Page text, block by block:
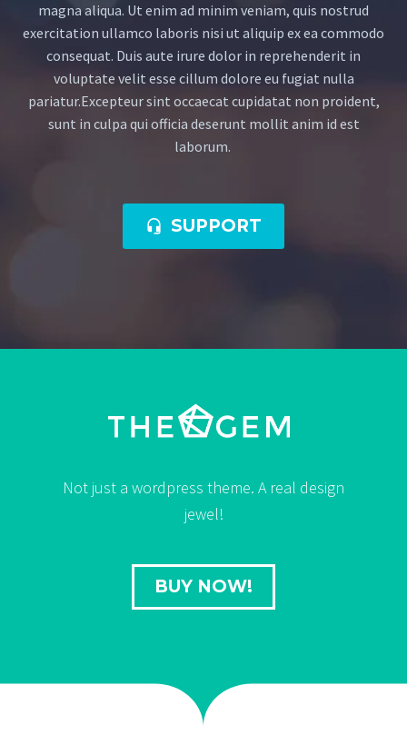
magna aliqua. Ut enim ad minim veniam, quis nostrud
exercitation ullamco laboris nisi ut aliquip ex ea commodo
consequat. Duis aute irure dolor in reprehenderit in
voluptate velit esse cillum dolore eu fugiat nulla
pariatur.Excepteur sint occaecat cupidatat non proident,
sunt in culpa qui officia deserunt mollit anim id est
laborum.
SUPPORT
Not just a wordpress theme. A real design
jewel!
BUY NOW!